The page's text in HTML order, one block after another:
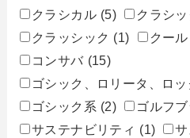
クラシカル (5) クラシッ
クラッシック (1) クール
コンサバ (15)
ゴシック、ロリータ、ロ
ゴシック系 (2) ゴルフ
サステナビリティ (1)